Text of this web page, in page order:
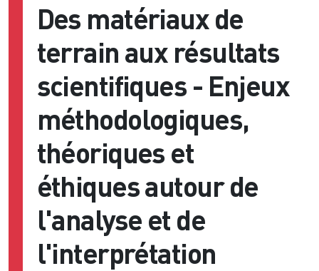
Des matériaux de
terrain aux résultats
scientifiques - Enjeux
méthodologiques,
théoriques et
éthiques autour de
l'analyse et de
l'interprétation